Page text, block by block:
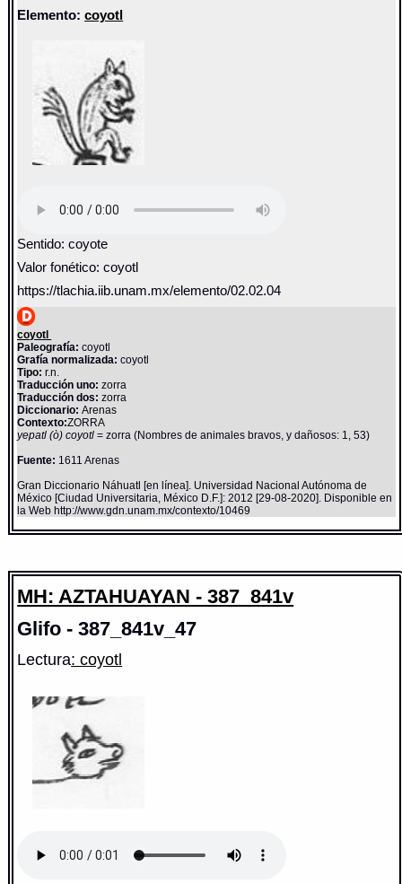
Elemento:coyotl
Sentido: coyote
Valor fonético: coyotl
https://tlachia.iib.unam.mx/elemento/02.02.04
coyotl
Paleografía: coyotl
Grafía normalizada: coyotl
Tipo: r.n.
Traducción uno: zorra
Traducción dos: zorra
Diccionario:Arenas
Contexto:ZORRA
yepatl (ò) coyotl= zorra (Nombres de animales bravos, y dañosos: 1, 53)
Fuente: 1611 Arenas
Gran Diccionario Náhuatl [en línea]. Universidad Nacional Autónoma de
México [Ciudad Universitaria, México D.F.]: 2012 [29-08-2020]. Disponible en
la Web http://www.gdn.unam.mx/contexto/10469
MH: AZTAHUAYAN - 387_841v
Glifo - 387_841v_47
Lectura: coyotl